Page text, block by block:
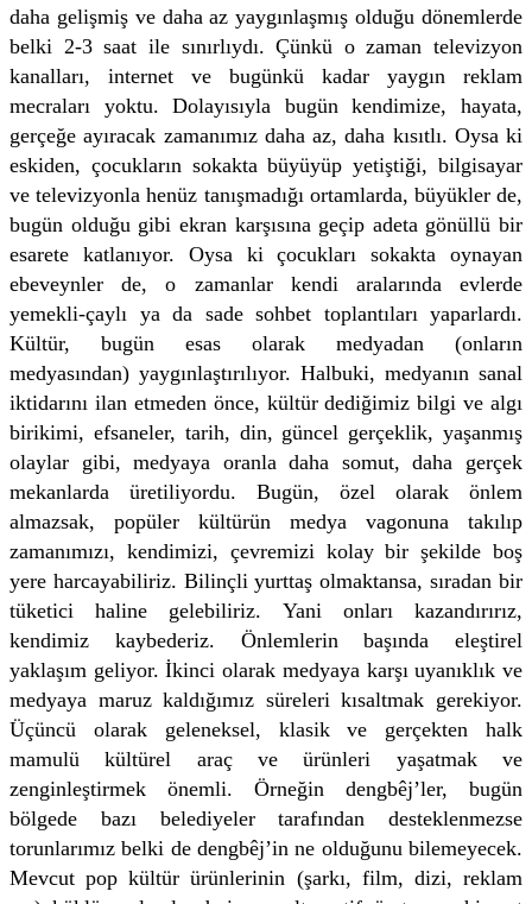
daha gelişmiş ve daha az yaygınlaşmış olduğu dönemlerde
belki 2-3 saat ile sınırlıydı. Çünkü o zaman televizyon
kanalları, internet ve bugünkü kadar yaygın reklam
mecraları yoktu. Dolayısıyla bugün kendimize, hayata,
gerçeğe ayıracak zamanımız daha az, daha kısıtlı. Oysa ki
eskiden, çocukların sokakta büyüyüp yetiştiği, bilgisayar
ve televizyonla henüz tanışmadığı ortamlarda, büyükler de,
bugün olduğu gibi ekran karşısına geçip adeta gönüllü bir
esarete katlanıyor. Oysa ki çocukları sokakta oynayan
ebeveynler de, o zamanlar kendi aralarında evlerde
yemekli-çaylı ya da sade sohbet toplantıları yaparlardı.
Kültür, bugün esas olarak medyadan (onların
medyasından) yaygınlaştırılıyor. Halbuki, medyanın sanal
iktidarını ilan etmeden önce, kültür dediğimiz bilgi ve algı
birikimi, efsaneler, tarih, din, güncel gerçeklik, yaşanmış
olaylar gibi, medyaya oranla daha somut, daha gerçek
mekanlarda üretiliyordu. Bugün, özel olarak önlem
almazsak, popüler kültürün medya vagonuna takılıp
zamanımızı, kendimizi, çevremizi kolay bir şekilde boş
yere harcayabiliriz. Bilinçli yurttaş olmaktansa, sıradan bir
tüketici haline gelebiliriz. Yani onları kazandırırız,
kendimiz kaybederiz. Önlemlerin başında eleştirel
yaklaşım geliyor. İkinci olarak medyaya karşı uyanıklık ve
medyaya maruz kaldığımız süreleri kısaltmak gerekiyor.
Üçüncü olarak geleneksel, klasik ve gerçekten halk
mamulü kültürel araç ve ürünleri yaşatmak ve
zenginleştirmek önemli. Örneğin dengbêj’ler, bugün
bölgede bazı belediyeler tarafından desteklenmezse
torunlarımız belki de dengbêj’in ne olduğunu bilemeyecek.
Mevcut pop kültür ürünlerinin (şarkı, film, dizi, reklam